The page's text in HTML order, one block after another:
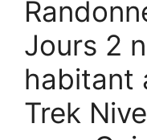
Jours 2
habitant
Trek